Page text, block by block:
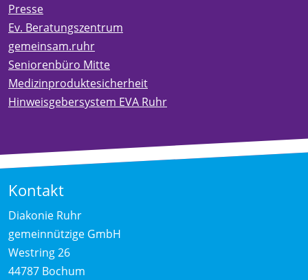
Presse
Ev. Beratungszentrum
gemeinsam.ruhr
Seniorenbüro Mitte
Medizinproduktesicherheit
Hinweisgebersystem EVA Ruhr
Kontakt
Diakonie Ruhr
gemeinnützige GmbH
Westring 26
44787 Bochum